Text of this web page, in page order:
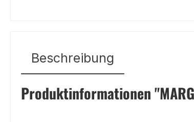
Beschreibung
Produktinformationen